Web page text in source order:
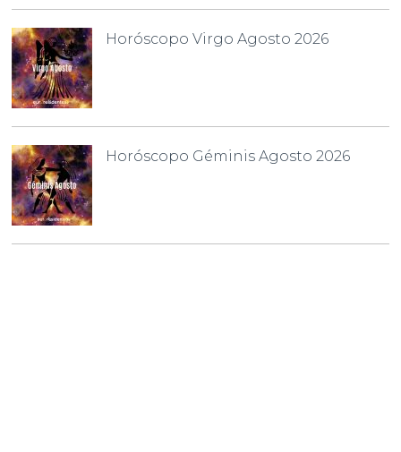
Horóscopo Virgo Agosto 2026
Horóscopo Géminis Agosto 2026